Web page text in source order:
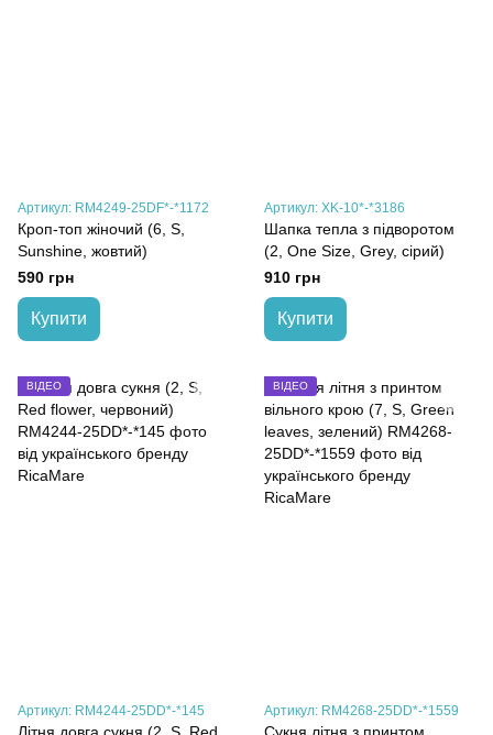
Артикул: RM4249-25DF*-*1172
Кроп-топ жіночий (6, S,
Sunshine, жовтий)
590 грн
Купити
Артикул: XK-10*-*3186
Шапка тепла з підворотом
(2, One Size, Grey, сірий)
910 грн
Купити
ВІДЕО
Артикул: RM4244-25DD*-*145
ВІДЕО
Артикул: RM4268-25DD*-*1559